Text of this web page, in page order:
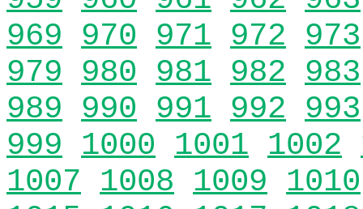
969 970 971 972 973
979 980 981 982 983
989 990 991 992 993
999 1000 1001 1002
1007 1008 1009 1010